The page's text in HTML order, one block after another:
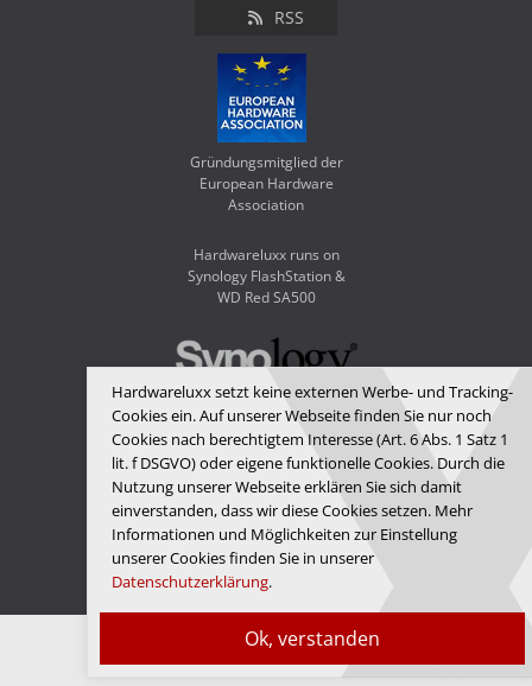
Ok, verstanden
Hardwareluxx setzt keine externen Werbe- und Tracking-
Cookies ein. Auf unserer Webseite finden Sie nur noch
Cookies nach berechtigtem Interesse (Art. 6 Abs. 1 Satz 1
lit. f DSGVO) oder eigene funktionelle Cookies. Durch die
Nutzung unserer Webseite erklären Sie sich damit
einverstanden, dass wir diese Cookies setzen. Mehr
Informationen und Möglichkeiten zur Einstellung
unserer Cookies finden Sie in unserer
Datenschutzerklärung.
RSS
Gründungsmitglied der
European Hardware
Association
Hardwareluxx runs on
Synology FlashStation &
WD Red SA500
Hardwareluxx Media GmbH
© Copyright 2026 Hardwareluxx Media GmbH